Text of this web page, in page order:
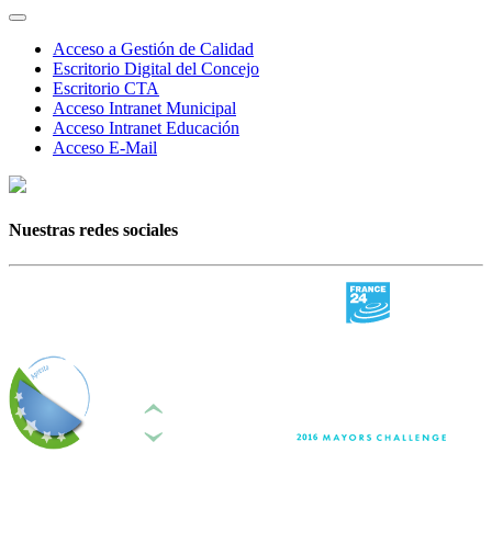
Acceso a Gestión de Calidad
Escritorio Digital del Concejo
Escritorio CTA
Acceso Intranet Municipal
Acceso Intranet Educación
Acceso E-Mail
Nuestras redes sociales